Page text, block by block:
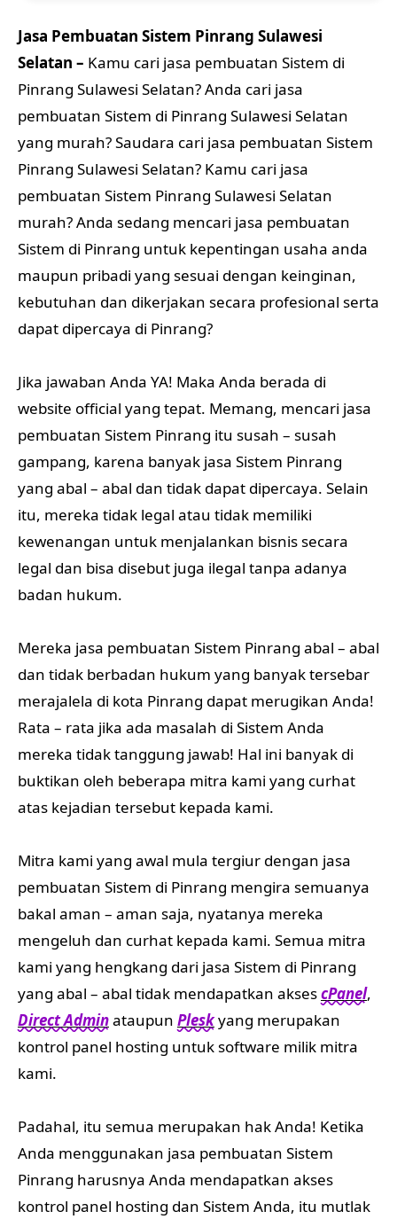
Jasa Pembuatan Sistem Pinrang Sulawesi
Selatan – Kamu cari jasa pembuatan Sistem di
Pinrang Sulawesi Selatan? Anda cari jasa
pembuatan Sistem di Pinrang Sulawesi Selatan
yang murah? Saudara cari jasa pembuatan Sistem
Pinrang Sulawesi Selatan? Kamu cari jasa
pembuatan Sistem Pinrang Sulawesi Selatan
murah? Anda sedang mencari jasa pembuatan
Sistem di Pinrang untuk kepentingan usaha anda
maupun pribadi yang sesuai dengan keinginan,
kebutuhan dan dikerjakan secara profesional serta
dapat dipercaya di Pinrang?
Jika jawaban Anda YA! Maka Anda berada di
website official yang tepat. Memang, mencari jasa
pembuatan Sistem Pinrang itu susah – susah
gampang, karena banyak jasa Sistem Pinrang
yang abal – abal dan tidak dapat dipercaya. Selain
itu, mereka tidak legal atau tidak memiliki
kewenangan untuk menjalankan bisnis secara
legal dan bisa disebut juga ilegal tanpa adanya
badan hukum.
Mereka jasa pembuatan Sistem Pinrang abal – abal
dan tidak berbadan hukum yang banyak tersebar
merajalela di kota Pinrang dapat merugikan Anda!
Rata – rata jika ada masalah di Sistem Anda
mereka tidak tanggung jawab! Hal ini banyak di
buktikan oleh beberapa mitra kami yang curhat
atas kejadian tersebut kepada kami.
Mitra kami yang awal mula tergiur dengan jasa
pembuatan Sistem di Pinrang mengira semuanya
bakal aman – aman saja, nyatanya mereka
mengeluh dan curhat kepada kami. Semua mitra
kami yang hengkang dari jasa Sistem di Pinrang
yang abal – abal tidak mendapatkan aksescPanel,
Direct Adminataupun Pleskyang merupakan
kontrol panel hosting untuk software milik mitra
kami.
Padahal, itu semua merupakan hak Anda! Ketika
Anda menggunakan jasa pembuatan Sistem
Pinrang harusnya Anda mendapatkan akses
kontrol panel hosting dan Sistem Anda, itu mutlak